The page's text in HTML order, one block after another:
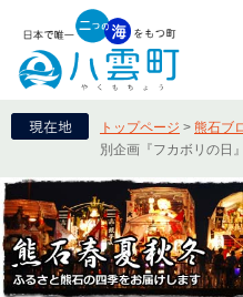
トップページ > 熊石ブ
別企画『フカボリの日』